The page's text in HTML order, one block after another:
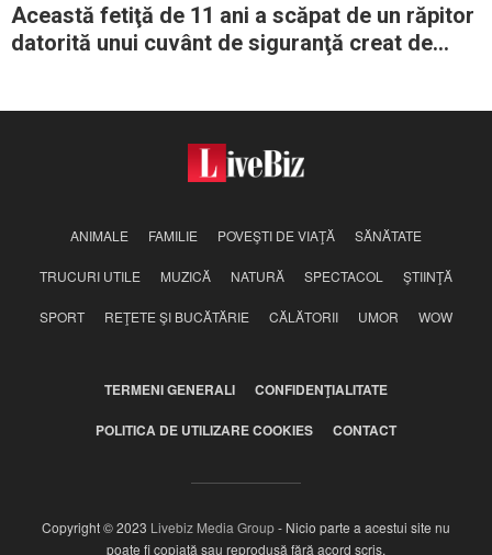
Această fetiţă de 11 ani a scăpat de un răpitor
datorită unui cuvânt de siguranţă creat de
ANIMALE FAMILIE POVEŞTI DE VIAŢĂ SĂNĂTATE
TRUCURI UTILE MUZICĂ NATURĂ SPECTACOL ŞTIINŢĂ
SPORT REŢETE ŞI BUCĂTĂRIE CĂLĂTORII UMOR WOW
TERMENI GENERALI CONFIDENŢIALITATE
POLITICA DE UTILIZARE COOKIES CONTACT
Copyright © 2023 Livebiz Media Group- Nicio parte a acestui site nu
poate fi copiată sau reprodusă fără acord scris.